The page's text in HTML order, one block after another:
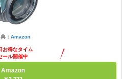
： Amazon
お得なタイム
ール開催中
Amazon